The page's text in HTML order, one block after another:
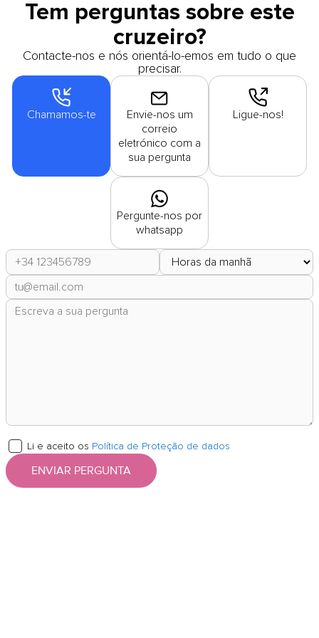
Tem perguntas sobre este
cruzeiro?
Contacte-nos e nós orientá-lo-emos em tudo o que
precisar.
Chamamos-te
Envie-nos um
correio
eletrónico com a
sua pergunta
Ligue-nos!
Pergunte-nos por
whatsapp
Li e aceito os Política de Proteção de dados
ENVIAR PERGUNTA